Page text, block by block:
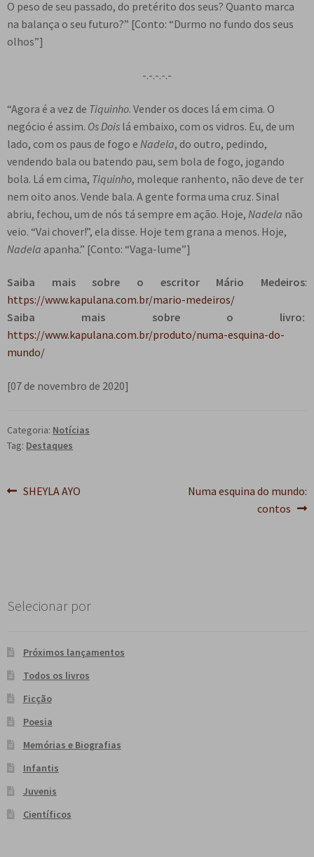
O peso de seu passado, do pretérito dos seus? Quanto marca
na balança o seu futuro?” [Conto: “Durmo no fundo dos seus
olhos”]
-.-.-.-.-
“Agora é a vez de Tiquinho. Vender os doces lá em cima. O
negócio é assim. Os Dois lá embaixo, com os vidros. Eu, de um
lado, com os paus de fogo e Nadela, do outro, pedindo,
vendendo bala ou batendo pau, sem bola de fogo, jogando
bola. Lá em cima, Tiquinho, moleque ranhento, não deve de ter
nem oito anos. Vende bala. A gente forma uma cruz. Sinal
abriu, fechou, um de nós tá sempre em ação. Hoje, Nadela não
veio. “Vai chover!”, ela disse. Hoje tem grana a menos. Hoje,
Nadela apanha.” [Conto: “Vaga-lume”]
Saiba mais sobre o escritor Mário Medeiros:
https://www.kapulana.com.br/mario-medeiros/
Saiba mais sobre o livro:
https://www.kapulana.com.br/produto/numa-esquina-do-
mundo/
[07 de novembro de 2020]
Categoria: Notícias
Tag: Destaques
Navegação
Post
SHEYLA AYO
Próximo
Numa esquina do mundo:
contos
Selecionar por
Próximos lançamentos
Todos os livros
Ficção
Poesia
Memórias e Biografias
Infantis
Juvenis
Científicos